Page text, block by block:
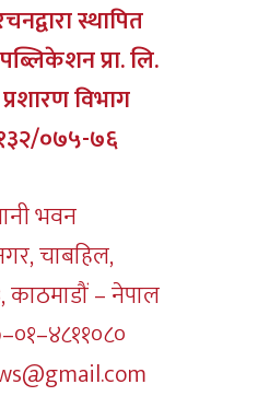
स्थापित
प्रा. लि.
विभाग
०७५-७६
भवन
चाबहिल,
काठमाडौं – नेपाल